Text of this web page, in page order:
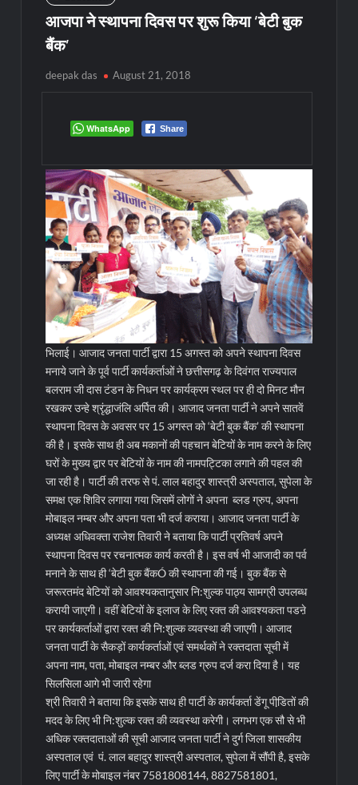
आजपा ने स्थापना दिवस पर शुरू किया ‘बेटी बुक
बैंक’
deepak das August 21, 2018
WhatsApp Share
भिलाई। आजाद जनता पार्टी द्वारा 15 अगस्त को अपने स्थापना दिवस
मनाये जाने के पूर्व पार्टी कार्यकर्ताओं ने छत्तीसगढ़ के दिवंगत राज्यपाल
बलराम जी दास टंडन के निधन पर कार्यक्रम स्थल पर ही दो मिनट मौन
रखकर उन्हे श्रृंद्धाजंलि अर्पित की। आजाद जनता पार्टी ने अपने सातवें
स्थापना दिवस के अवसर पर 15 अगस्त को ‘बेटी बुक बैंक’ की स्थापना
की है। इसके साथ ही अब मकानों की पहचान बेटियों के नाम करने के लिए
घरों के मुख्य द्वार पर बेटियों के नाम की नामपट्टिका लगाने की पहल की
जा रही है। पार्टी की तरफ से पं. लाल बहादुर शास्त्री अस्पताल, सुपेला के
समक्ष एक शिविर लगाया गया जिसमें लोगों ने अपना ब्लड ग्रुप, अपना
मोबाइल नम्बर और अपना पता भी दर्ज कराया।आजाद जनता पार्टी के
अध्यक्ष अधिवक्ता राजेश तिवारी ने बताया कि पार्टी प्रतिवर्ष अपने
स्थापना दिवस पर रचनात्मक कार्य करती है। इस वर्ष भी आजादी का पर्व
मनाने के साथ ही ‘बेटी बुक बैंकÓ की स्थापना की गई। बुक बैंक से
जरूरतमंद बेटियों को आवश्यकतानुसार नि:शुल्क पाठ्य सामग्री उपलब्ध
करायी जाएगी। वहीं बेटियों के इलाज के लिए रक्त की आवश्यकता पडऩे
पर कार्यकर्ताओं द्वारा रक्त की नि:शुल्क व्यवस्था की जाएगी। आजाद
जनता पार्टी के सैकड़ों कार्यकर्ताओं एवं समर्थकों ने रक्तदाता सूची में
अपना नाम, पता, मोबाइल नम्बर और ब्लड ग्रुप दर्ज करा दिया है। यह
सिलसिला आगे भी जारी रहेगा
श्री तिवारी ने बताया कि इसके साथ ही पार्टी के कार्यकर्ता डेंगू पीडि़तों की
मदद के लिए भी नि:शुल्क रक्त की व्यवस्था करेगी। लगभग एक सौ से भी
अधिक रक्तदाताओं की सूची आजाद जनता पार्टी ने दुर्ग जिला शासकीय
अस्पताल एवं पं. लाल बहादुर शास्त्री अस्पताल, सुपेला में सौंपी है, इसके
लिए पार्टी के मोबाइल नंबर 7581808144, 8827581801,